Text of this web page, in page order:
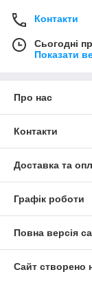
Контакти
Сьогодні
Показати
Про нас
Контакти
Доставка та
Графік роботи
Повна версія
Сайт створено